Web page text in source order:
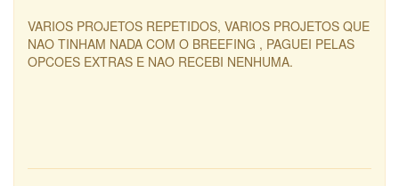
VARIOS PROJETOS REPETIDOS, VARIOS PROJETOS QUE
NAO TINHAM NADA COM O BREEFING , PAGUEI PELAS
OPCOES EXTRAS E NAO RECEBI NENHUMA.